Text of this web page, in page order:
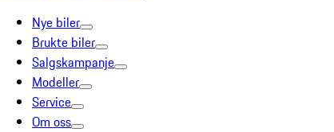
Nye biler
Brukte biler
Salgskampanje
Modeller
Service
Om oss